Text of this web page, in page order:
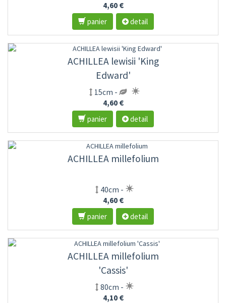
4,60 €
panier
detail
ACHILLEA lewisii 'King
Edward'
15cm -
4,60 €
panier
detail
ACHILLEA millefolium
40cm -
4,60 €
panier
detail
ACHILLEA millefolium
'Cassis'
80cm -
4,10 €